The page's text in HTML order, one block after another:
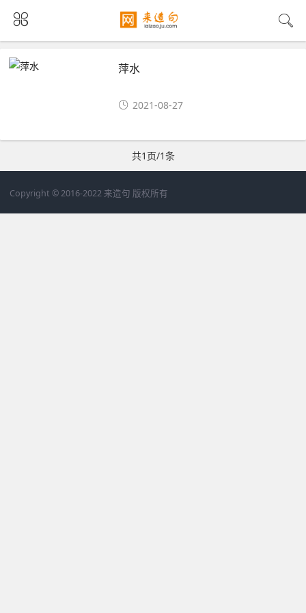
萍水
2021-08-27
共1页/1条
Copyright © 2016-2022 来造句 版权所有